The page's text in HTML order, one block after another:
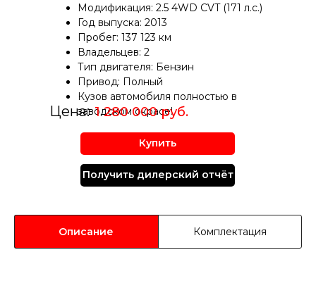
Модификация: 2.5 4WD CVT (171 л.с.)
Год выпуска: 2013
Пробег: 137 123 км
Владельцев: 2
Тип двигателя: Бензин
Привод: Полный
Кузов автомобиля полнoстью в
зaводcком окрacе!
Цена: 1 280 000 руб.
Купить
Получить дилерский отчёт
Описание Комплектация